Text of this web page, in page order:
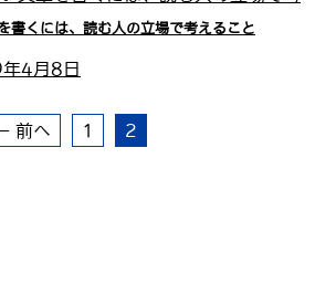
書くには、読む人の立場で考えること
4月8日
前へ 1 2